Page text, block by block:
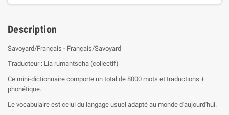
Description
Savoyard/Français - Français/Savoyard
Traducteur : Lia rumantscha (collectif)
Ce mini-dictionnaire comporte un total de 8000 mots et traductions +
phonétique.
Le vocabulaire est celui du langage usuel adapté au monde d'aujourd'hui.